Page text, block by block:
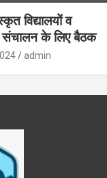
विद्यालयों व
संचालन के लिए बैठक
admin